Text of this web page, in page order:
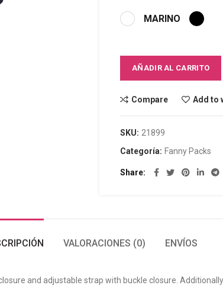
MARINO
AÑADIR AL CARRITO
Compare Add to
SKU: 21899
Categoría: Fanny Packs
Share
VALORACIONES (0) ENVÍOS
and adjustable strap with buckle closure.